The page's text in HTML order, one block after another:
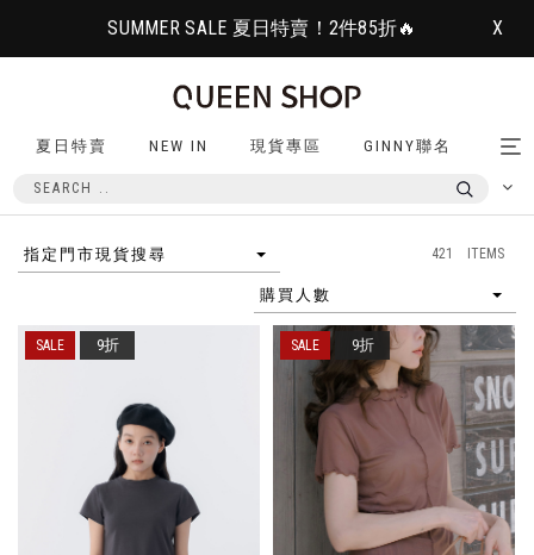
SUMMER SALE 夏日特賣！2件85折🔥 X
夏日特賣 NEW IN 現貨專區 GINNY聯名
指定門市現貨搜尋 421 ITEMS
購買人數
9折 9折